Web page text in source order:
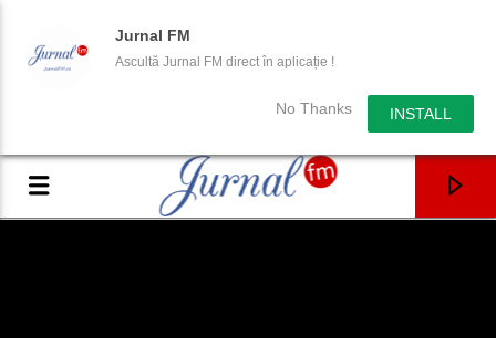
Jurnal FM
Ascultă Jurnal FM direct în aplicație !
No Thanks INSTALL